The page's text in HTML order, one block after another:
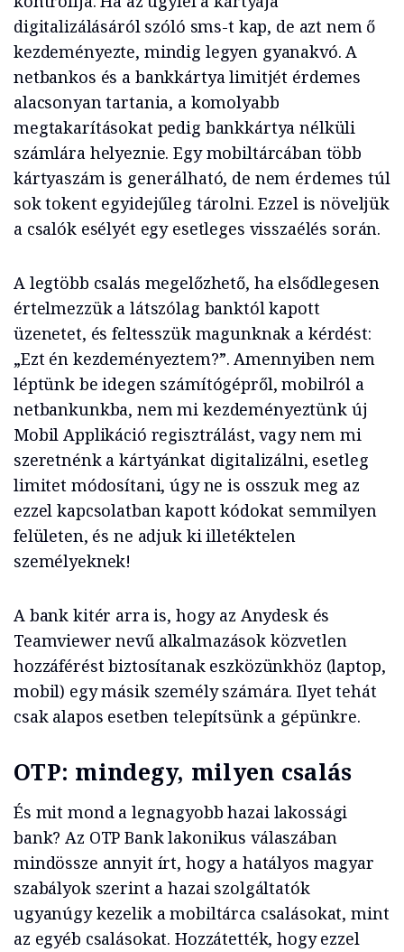
digitalizálásáról szóló sms-t kap, de azt nem ő
kezdeményezte, mindig legyen gyanakvó. A
netbankos és a bankkártya limitjét érdemes
alacsonyan tartania, a komolyabb
megtakarításokat pedig bankkártya nélküli
számlára helyeznie. Egy mobiltárcában több
kártyaszám is generálható, de nem érdemes túl
sok tokent egyidejűleg tárolni. Ezzel is növeljük
a csalók esélyét egy esetleges visszaélés során.
A legtöbb csalás megelőzhető, ha elsődlegesen
értelmezzük a látszólag banktól kapott
üzenetet, és feltesszük magunknak a kérdést:
„Ezt én kezdeményeztem?”. Amennyiben nem
léptünk be idegen számítógépről, mobilról a
netbankunkba, nem mi kezdeményeztünk új
Mobil Applikáció regisztrálást, vagy nem mi
szeretnénk a kártyánkat digitalizálni, esetleg
limitet módosítani, úgy ne is osszuk meg az
ezzel kapcsolatban kapott kódokat semmilyen
felületen, és ne adjuk ki illetéktelen
személyeknek!
A bank kitér arra is, hogy az Anydesk és
Teamviewer nevű alkalmazások közvetlen
hozzáférést biztosítanak eszközünkhöz (laptop,
mobil) egy másik személy számára. Ilyet tehát
csak alapos esetben telepítsünk a gépünkre.
OTP: mindegy, milyen csalás
És mit mond a legnagyobb hazai lakossági
bank? Az OTP Bank lakonikus válaszában
mindössze annyit írt, hogy a hatályos magyar
szabályok szerint a hazai szolgáltatók
ugyanúgy kezelik a mobiltárca csalásokat, mint
az egyéb csalásokat. Hozzátették, hogy ezzel